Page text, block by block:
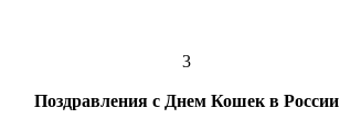
3
Поздравления с Днем Кошек в России